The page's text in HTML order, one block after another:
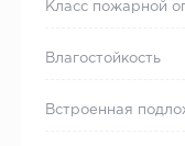
Класс пожарной
Влагостойкость
Встроенная